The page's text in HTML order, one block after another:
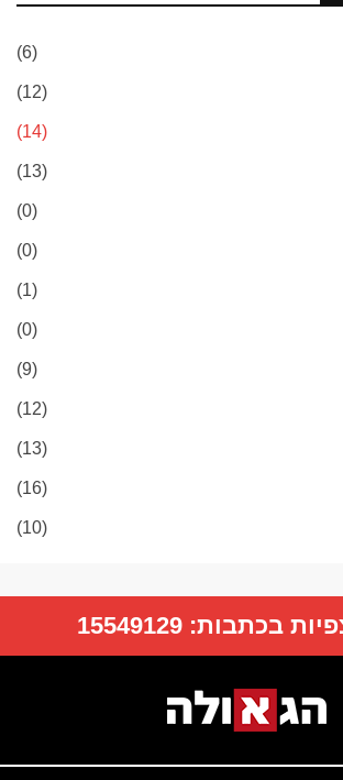
(6)
(12)
(14)
(13)
(0)
(0)
(1)
(0)
(9)
(12)
(13)
(16)
(10)
בכתבות:15549129